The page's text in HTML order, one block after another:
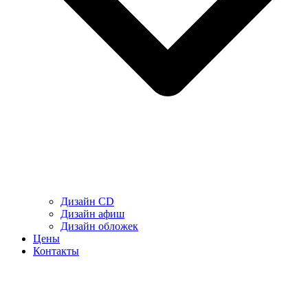
Дизайн CD
Дизайн афиш
Дизайн обложек
Цены
Контакты